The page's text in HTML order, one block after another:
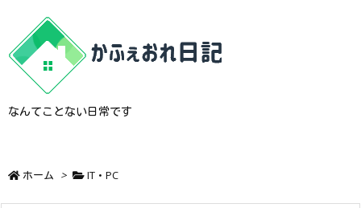
なんてことない日常です
ホーム > IT・PC